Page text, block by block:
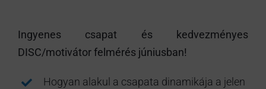
Ingyenes csapat és kedvezményes
DISC/motivátor felmérés júniusban!
Hogyan alakul a csapata dinamikája a jelen